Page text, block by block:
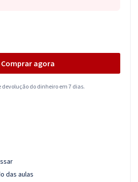
Comprar agora
devolução do dinheiro em 7 dias.
das aulas